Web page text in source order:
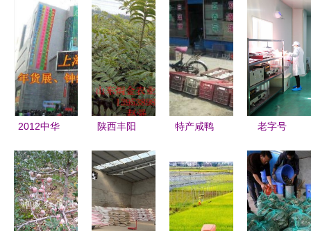
2012中华
品交易博览
会 上海农
副产品购销
陕西丰阳
产，助力绿
色食材供应
链
特产咸鸭
蛋、双簧鹅
蛋、鹅蛋等
_农副产品_
老字号
业振兴带领
群众奔小康
农副产品购